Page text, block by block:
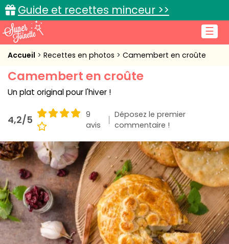
☰
Guide et recettes minceur >>
Accueil
Recettes de cuisine
Cuisine pratique
L'actu cuisine
Connexion
Accueil Recettes en photos Camembert en croûte
Camembert en croûte
Un plat original pour l'hiver !
4,2/5
9
avis
Déposez le premier
commentaire !